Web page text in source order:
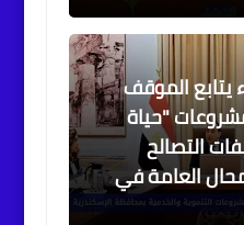
يتابع الموقف
"حياة
التصالح
العامة في